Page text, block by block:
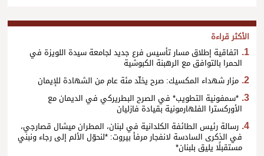
الأكثر قراءة
اتفاقية إطلاق مسار تأسيس فرع جديد لجامعة سيدة اللويزة في
الحمرا بالتوافق مع الرهبنة الكبوشية
مزار شهداء المكسيك: صرح يخلّد مئة عام من الشهادة للإيمان
*سمفونية التطويب* في الصرح البطريركي في الديمان مع
الأوركسترا الفلهارمونية بقيادة فازليان
رسالة رئيس الطائفة الكلدانية في لبنان، المطران ميشال قصارجي،
في الذكرى السادسة لانفجار مرفأ بيروت: *لنحوّل الألم إلى رجاء ونبني
مستقبلًا يليق بلبنان*